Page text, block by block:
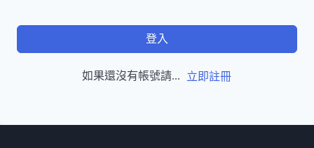
登入
如果還沒有帳號請... 立即註冊